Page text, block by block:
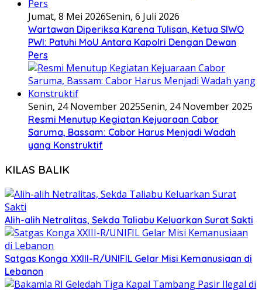
Jumat, 8 Mei 2026Senin, 6 Juli 2026
Wartawan Diperiksa Karena Tulisan, Ketua SIWO
PWI: Patuhi MoU Antara Kapolri Dengan Dewan
Pers
Senin, 24 November 2025Senin, 24 November 2025
Resmi Menutup Kegiatan Kejuaraan Cabor
Saruma, Bassam: Cabor Harus Menjadi Wadah
yang Konstruktif
KILAS BALIK
Alih-alih Netralitas, Sekda Taliabu Keluarkan Surat Sakti
Satgas Konga XXIII-R/UNIFIL Gelar Misi Kemanusiaan di
Lebanon